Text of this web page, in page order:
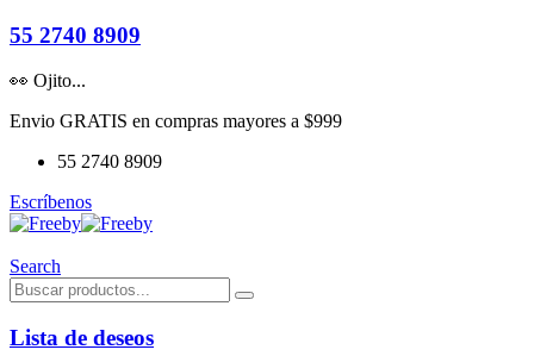
55 2740 8909
👀 Ojito...
Envio GRATIS en compras mayores a $999
55 2740 8909
Escríbenos
Search
Lista de deseos